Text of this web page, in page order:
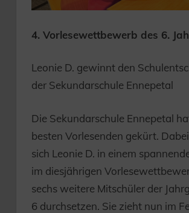
4. Vorlesewettbewerb des 6.
Leonie D. gewinnt den
der Sekundarschule Ennepetal
Die Sekundarschule Ennepetal
besten Vorlesenden gekürt.
sich Leonie D. in einem
im diesjährigen
sechs weitere Mitschüler der
6 durchsetzen. Sie zieht nun im